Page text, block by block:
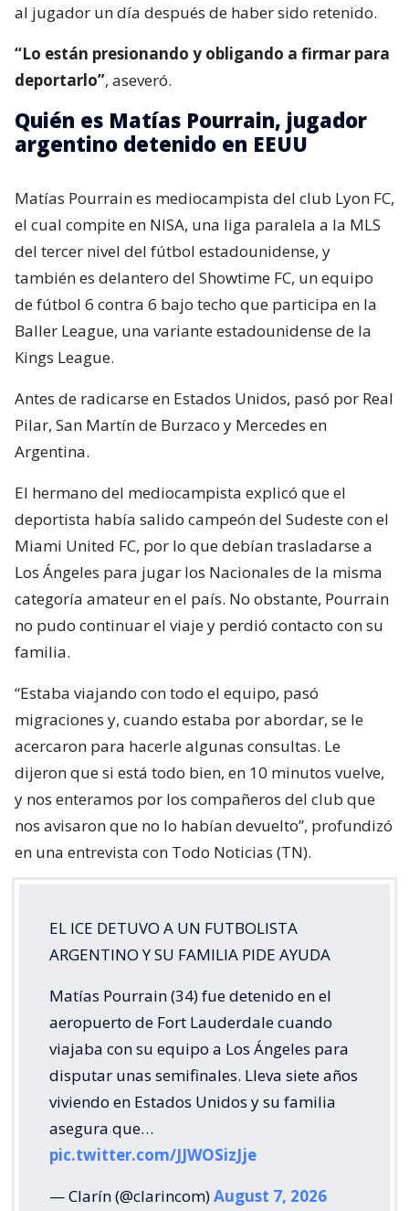
al jugador un día después de haber sido retenido.
“Lo están presionando y obligando a firmar para
deportarlo”, aseveró.
Quién es Matías Pourrain, jugador
argentino detenido en EEUU
Matías Pourrain es mediocampista del club Lyon FC,
el cual compite en NISA, una liga paralela a la MLS
del tercer nivel del fútbol estadounidense, y
también es delantero del Showtime FC, un equipo
de fútbol 6 contra 6 bajo techo que participa en la
Baller League, una variante estadounidense de la
Kings League.
Antes de radicarse en Estados Unidos, pasó por Real
Pilar, San Martín de Burzaco y Mercedes en
Argentina.
El hermano del mediocampista explicó que el
deportista había salido campeón del Sudeste con el
Miami United FC, por lo que debían trasladarse a
Los Ángeles para jugar los Nacionales de la misma
categoría amateur en el país. No obstante, Pourrain
no pudo continuar el viaje y perdió contacto con su
familia.
“Estaba viajando con todo el equipo, pasó
migraciones y, cuando estaba por abordar, se le
acercaron para hacerle algunas consultas. Le
dijeron que si está todo bien, en 10 minutos vuelve,
y nos enteramos por los compañeros del club que
nos avisaron que no lo habían devuelto”, profundizó
en una entrevista con Todo Noticias (TN).
EL ICE DETUVO A UN FUTBOLISTA
ARGENTINO Y SU FAMILIA PIDE AYUDA
Matías Pourrain (34) fue detenido en el
aeropuerto de Fort Lauderdale cuando
viajaba con su equipo a Los Ángeles para
disputar unas semifinales. Lleva siete años
viviendo en Estados Unidos y su familia
asegura que…
pic.twitter.com/JJWOSizJje
— Clarín (@clarincom)August 7, 2026